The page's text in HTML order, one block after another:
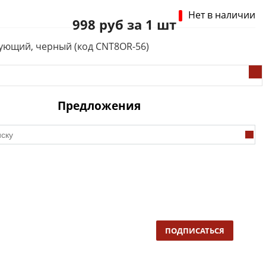
Нет в наличии
998 руб за 1 шт
черный (код CNT8OR-56)
Предложения
ПОДПИСАТЬСЯ